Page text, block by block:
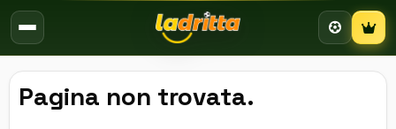
Pagina non trovata.